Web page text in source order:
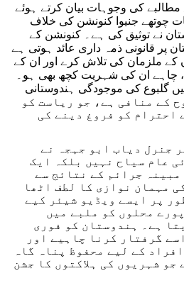
کی وجوہات بیان کرتے ہوئے
چوتھے جنیوا کنونشن کی خلاف
نے توثیق کی ہے۔ کنونشن کے
پر قانونی ذمہ داری عائد ہوتی ہے
ملزمان کی تلاش کرے اور ان کے
چاہے ان کی شہریت کچھ بھی ہو۔
گلبوع کی موجودگی ہندوستانی
51(گ) کی روح کے منافی ہے، جو ریاست کو
احترام کو فروغ دینے کی
جنرل دیاب ابو جہجہ نے
عام سیاح نہیں بلکہ ایک
جرائم کے نتائج سے
مہمان نوازی کا لطف اٹھا
پر ایسے ویڈیو شیئر کیے
محلوں کو ملبے میں
ہے۔ ہندوستان کو فوری
گرفتار کرنا چاہیے اور
کے لیے محفوظ پناہ گاہ
جو شہریوں کی ہلاکتوں کا جشن